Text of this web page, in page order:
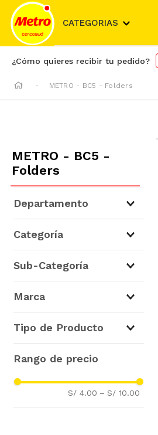
CATEGORIAS
¿Cómo quieres recibir tu pedido?
METRO - BC5 - Folders
METRO - BC5 -
Folders
Departamento
Categoría
(87)
Sub-Categoría
Marca
Tipo de Producto
Folders
18
Libretas (17)
Archivadores (17)
S/ 4.00 – S/ 10.00